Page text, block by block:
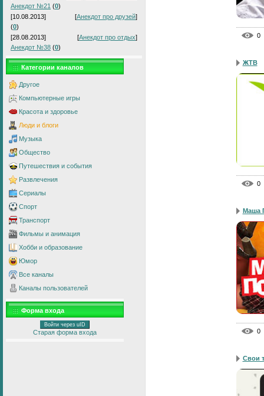
Анекдот №21 (0)
[10.08.2013]
[Анекдот про друзей]
(0)
[28.08.2013]
[Анекдот про отдых]
Анекдот №38 (0)
Категории каналов
Другое
Компьютерные игры
Красота и здоровье
Люди и блоги
Музыка
Общество
Путешествия и события
Развлечения
Сериалы
Спорт
Транспорт
Фильмы и анимация
Хобби и образование
Юмор
Все каналы
Каналы пользователей
Форма входа
Войти через uID
Старая форма входа
0
ЖТВ
0
Маша
0
Свои